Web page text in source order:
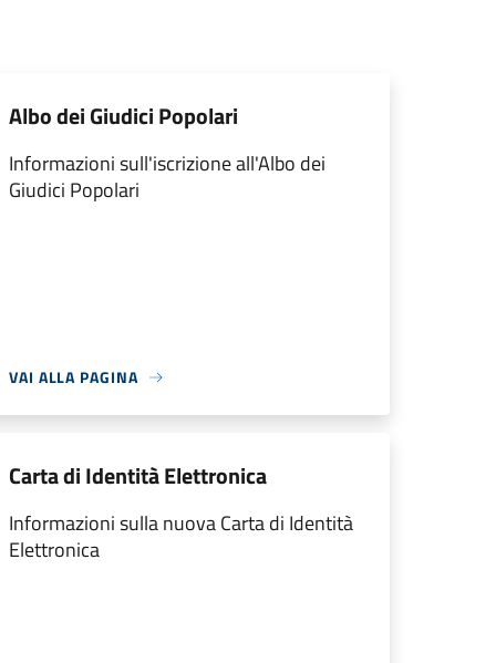
Albo dei Giudici Popolari
Informazioni sull'iscrizione all'Albo dei
Giudici Popolari
VAI ALLA PAGINA
Carta di Identità Elettronica
Informazioni sulla nuova Carta di Identità
Elettronica